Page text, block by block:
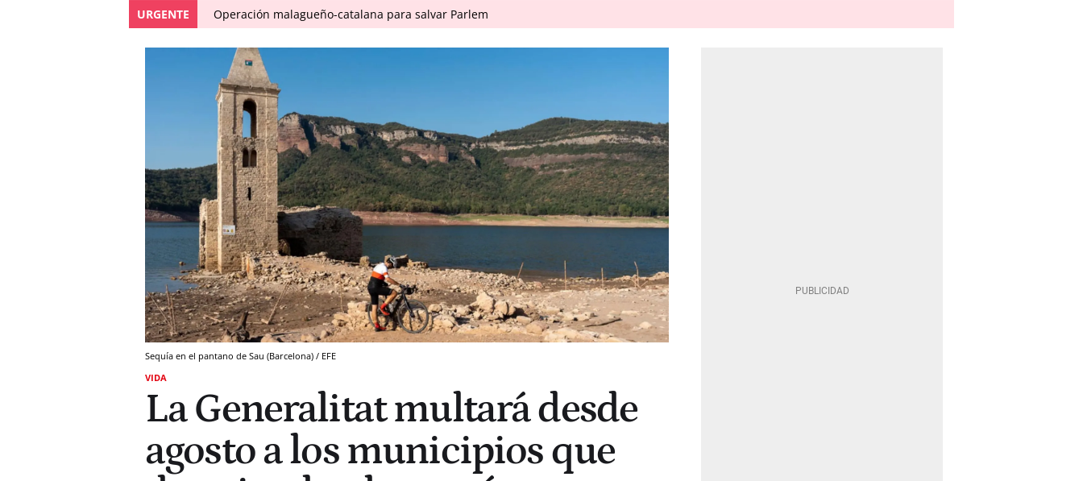
URGENTE Operación malagueño-catalana para salvar Parlem
Sequía en el pantano de Sau (Barcelona) / EFE
VIDA
La Generalitat multará desde
agosto a los municipios que